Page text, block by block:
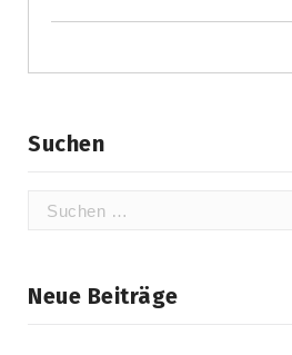
Suchen
Suchen
Neue Beiträge